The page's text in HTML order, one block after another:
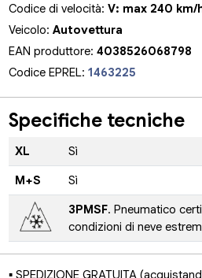
Codice di velocità:V: max 240 km/
Veicolo:Autovettura
EAN produttore:4038526068798
Codice EPREL:1463225
Specifiche tecniche
XL Sì
M+S Sì
3PMSF. Pneumatico
condizioni di neve
▪ SPEDIZIONE GRATUITA